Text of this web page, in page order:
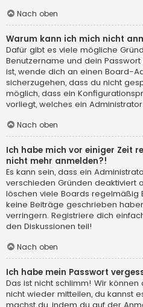
Nach oben
Warum kann ich mich nicht
Dafür gibt es viele mögliche
Benutzername und dein
ist, wende dich an einen Board-
sicherzugehen, dass du nicht
möglich, dass ein
vorliegt, welches ein
Nach oben
Ich habe mich vor einiger Zeit
nicht mehr anmelden?!
Es kann sein, dass ein
verschieden Gründen deaktiviert
löschen viele Boards regelmäßig
keine Beiträge geschrieben
verringern. Registriere dich
den Diskussionen teil!
Nach oben
Ich habe mein Passwort
Das ist nicht schlimm! Wir
nicht wieder mitteilen, du kannst